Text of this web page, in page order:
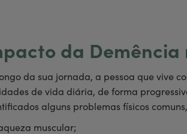
da
da sua jornada, a pessoa que vive
de vida diária, de forma
alguns problemas físicos
muscular;